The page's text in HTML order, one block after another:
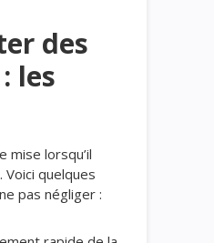
des
les
mise lorsqu’il
Voici quelques
pas négliger :